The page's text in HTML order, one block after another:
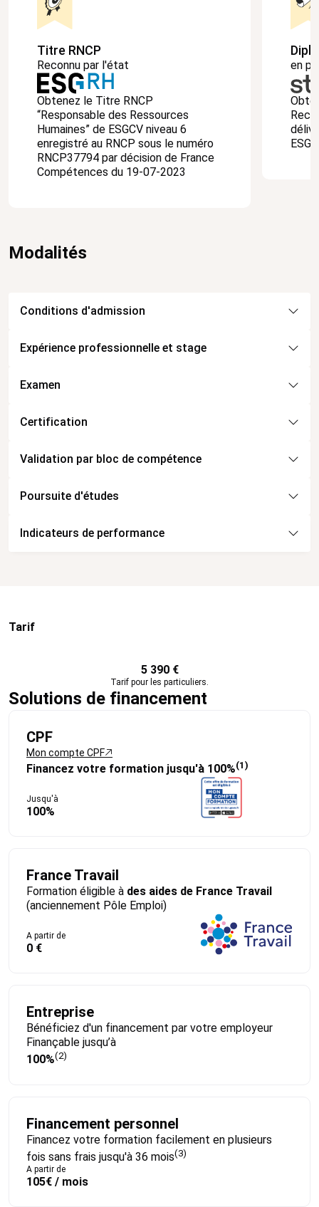
Titre RNCP
Reconnu par l'état
Obtenez le Titre RNCP
“Responsable des Ressources
Humaines” de ESGCV niveau 6
enregistré au RNCP sous le numéro
RNCP37794 par décision de France
Compétences du 19-07-2023
en
ESG
Modalités
Conditions d'admission
Expérience professionnelle et stage
Examen
Certification
Validation par bloc de compétence
Poursuite d'études
Indicateurs de performance
Tarif
5 390 €
Tarif pour les particuliers.
Solutions de financement
CPF
Mon compte CPF
Financez votre formation jusqu'à 100%(1)
Jusqu'à
100%
France Travail
Formation éligible à des aides de France Travail
(anciennement Pôle Emploi)
A partir de
0 €
Entreprise
Bénéficiez d'un financement par votre employeur
Finançable jusqu’à
100%(2)
Financement personnel
Financez votre formation facilement en plusieurs
fois sans frais jusqu'à 36 mois(3)
A partir de
105€ / mois